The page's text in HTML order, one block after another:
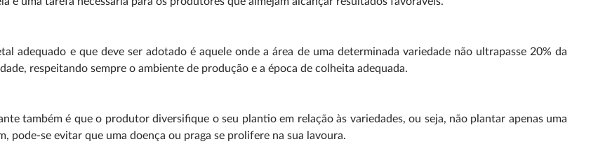
adequado e que deve ser adotado é aquele onde a área de uma determinada variedade não ultrapasse 20% da
respeitando sempre o ambiente de produção e a época de colheita adequada.
também é que o produtor diversifique o seu plantio em relação às variedades, ou seja, não plantar apenas uma
pode-se evitar que uma doença ou praga se prolifere na sua lavoura.